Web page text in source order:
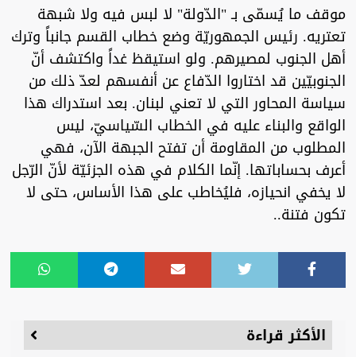
موقف ما يُسمّى بـ "الدّولة" لا لبس فيه ولا شبهة
تعتريه. رئيس الجمهوريّة وضع خطاب القسم جانباً وترك
أهل الجنوب لمصيرهم. ولو استيقظ غداً واكتشف أنّ
الجنوبيّين قد اختاروا الدّفاع عن أنفسهم لعدّ ذلك من
سياسة المحاور التي لا تعني لبنان. بعد استدراك هذا
الواقع والبناء عليه في الخطاب السّياسيّ، ليس
المطلوب من المقاومة أن تفتح الجبهة الآن، فهي
أعرف بحساباتها. إنّما الكلام في هذه الجزئيّة لأنّ الرّجل
لا يخفي انحيازه، فليُخاطب على هذا الأساس، حتى لا
تكون فتنة..
الأكثر قراءة